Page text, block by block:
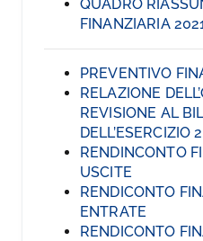
QUADRO
FINANZIARIA
PREVENTIVO
RELAZIONE
REVISIONE AL
DELL’ESERCIZIO
RENDINCONTO
USCITE
RENDICONTO
ENTRATE
RENDICONTO